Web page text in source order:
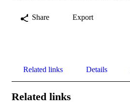
Share Export
Related links Details
Related links